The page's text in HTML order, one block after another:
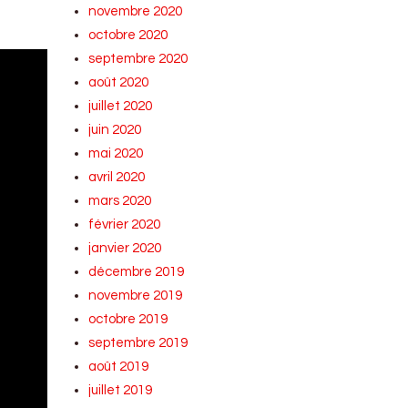
novembre 2020
octobre 2020
septembre 2020
août 2020
juillet 2020
juin 2020
mai 2020
avril 2020
mars 2020
février 2020
janvier 2020
décembre 2019
novembre 2019
octobre 2019
septembre 2019
août 2019
juillet 2019